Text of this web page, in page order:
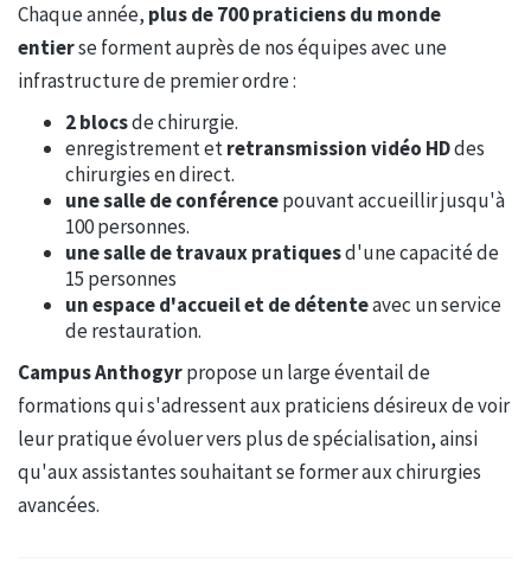
Chaque année, plus de 700 praticiens du monde
entierse forment auprès de nos équipes avec une
infrastructure de premier ordre :
2 blocsde chirurgie.
enregistrement etretransmission vidéo HDdes
chirurgies en direct.
une salle de conférencepouvant accueillir jusqu'à
100 personnes.
une salle de travaux pratiquesd'une capacité de
15 personnes
un espace d'accueil et de détenteavec un service
de restauration.
Campus Anthogyrpropose un large éventail de
formations qui s'adressent aux praticiens désireux de voir
leur pratique évoluer vers plus de spécialisation, ainsi
qu'aux assistantes souhaitant se former aux chirurgies
avancées.